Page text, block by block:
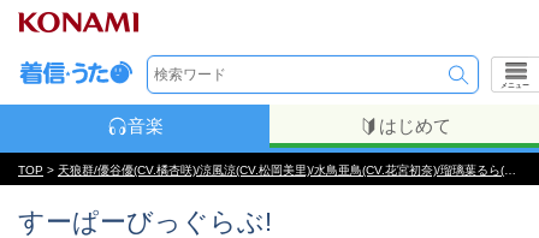
メニュー
音楽 はじめて
TOP > 天狼群/優谷優(CV.橘杏咲)/涼風涼(CV.松岡美里)/水鳥亜鳥(CV.花宮初奈)/瑠璃葉るら(CV.花井美春)
すーぱーびっぐらぶ!